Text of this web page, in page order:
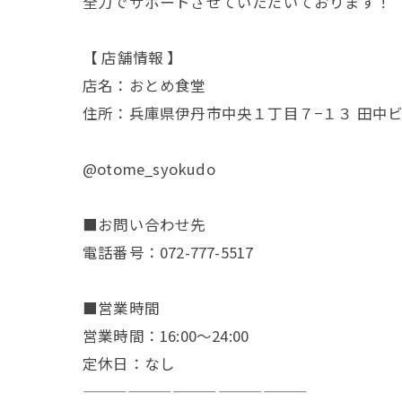
【 店舗情報 】
店名：おとめ食堂
住所：兵庫県伊丹市中央１丁目７−１３ 田中
@otome_syokudo
■お問い合わせ先
電話番号：072-777-5517
■営業時間
営業時間：16:00～24:00
定休日：なし
———————————————